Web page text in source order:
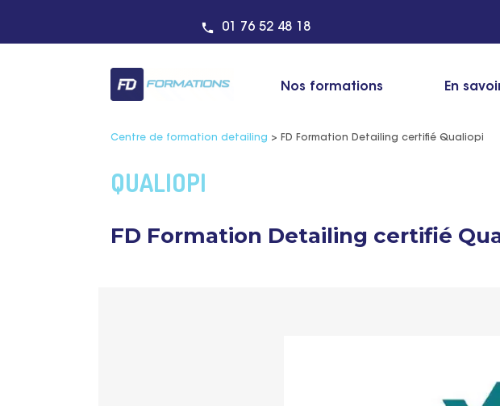
01 76 52 48 18
Nos formations En
Centre de formation detailing > FD Formation Detailing certifié Qualiopi
QUALIOPI
FD Formation Detailing certifié